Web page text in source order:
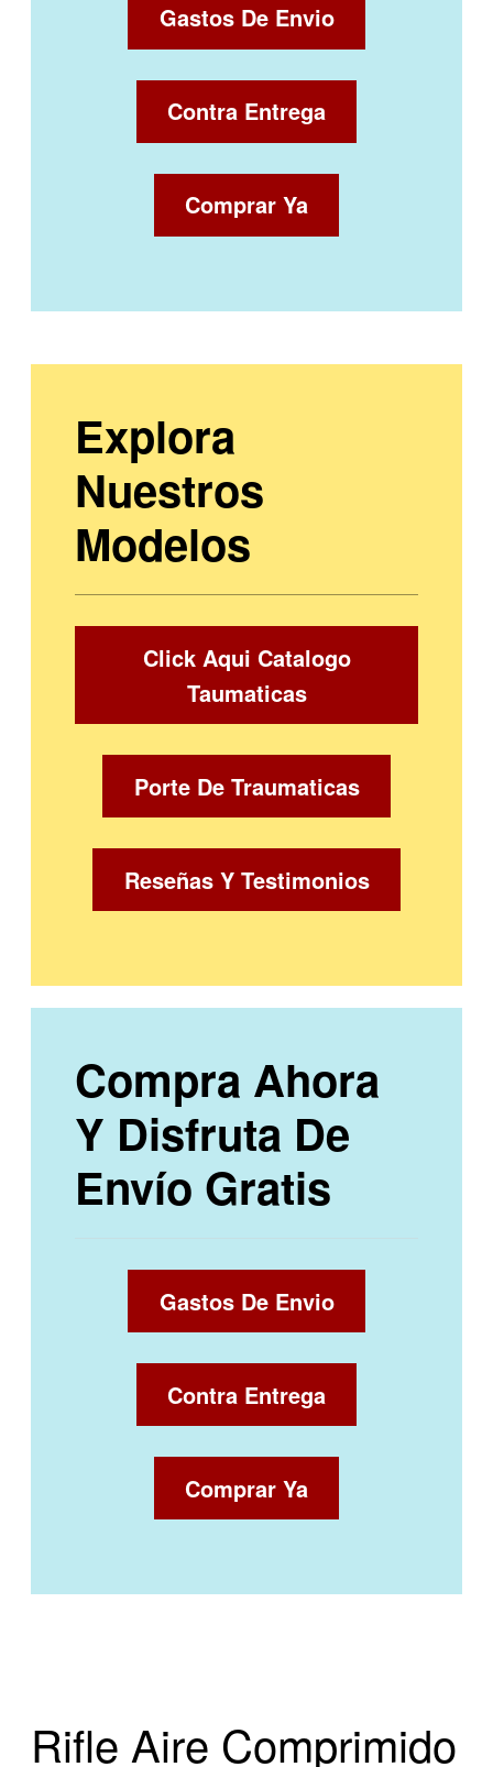
Gastos De Envio
Contra Entrega
Comprar Ya
Explora
Nuestros
Modelos
Click Aqui Catalogo
Taumaticas
Porte De Traumaticas
Reseñas Y Testimonios
Compra Ahora
Y Disfruta De
Envío Gratis
Gastos De Envio
Contra Entrega
Comprar Ya
Rifle Aire Comprimido